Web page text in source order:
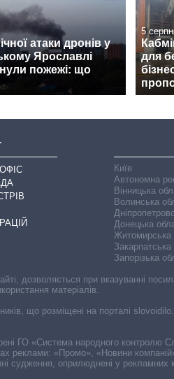
атаки дронів у
Ярославлі
пожежі: що
5
для
Київ
Автономна
Вінницька
Волинська
Донецька
Житомирська
Закарпатська
Запорізька
дозволяється при вказуванні
матеріалів.
що розміщені на порталі
ГО «Система народного контролю
реклами: «Промо», «Новини
судження, оприлюднені у